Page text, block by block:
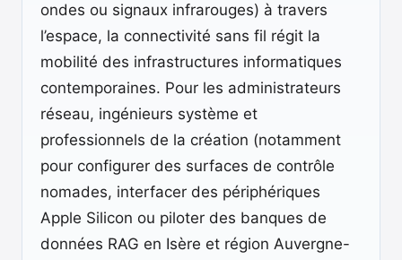
ondes ou signaux infrarouges) à travers
l’espace, la connectivité sans fil régit la
mobilité des infrastructures informatiques
contemporaines. Pour les administrateurs
réseau, ingénieurs système et
professionnels de la création (notamment
pour configurer des surfaces de contrôle
nomades, interfacer des périphériques
Apple Silicon ou piloter des banques de
données RAG en Isère et région Auvergne-